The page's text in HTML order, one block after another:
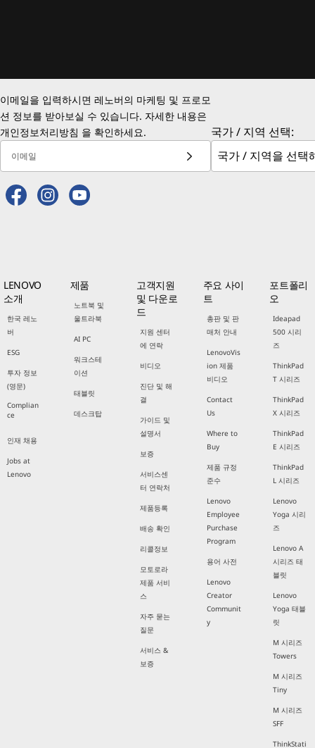
이메일을 입력하시면 레노버의 마케팅 및 프로모
션 정보를 받아보실 수 있습니다. 자세한 내용은
개인정보처리방침 을 확인하세요.
이메일
국가 / 지역 선택:
LENOVO
소개
한국 레노
버
ESG
투자 정보
(영문)
Complian
ce
인재 채용
Jobs at
Lenovo
제품
노트북 및
울트라북
AI PC
워크스테
이션
태블릿
데스크탑
고객지원
및 다운로
드
지원 센터
에 연락
비디오
진단 및 해
결
가이드 및
설명서
보증
서비스센
터 연락처
제품등록
배송 확인
리콜정보
모토로라
제품 서비
스
자주 묻는
질문
서비스 &
보증
주요 사이
트
총판 및 판
매처 안내
LenovoVis
ion 제품
비디오
Contact
Us
Where to
Buy
제품 규정
준수
Lenovo
Employee
Purchase
Program
용어 사전
Lenovo
Creator
Communit
y
포트폴리
오
Ideapad
500 시리
즈
ThinkPad
T 시리즈
ThinkPad
X 시리즈
ThinkPad
E 시리즈
ThinkPad
L 시리즈
Lenovo
Yoga 시리
즈
Lenovo A
시리즈 태
블릿
Lenovo
Yoga 태블
릿
M 시리즈
Towers
M 시리즈
Tiny
M 시리즈
SFF
ThinkStati